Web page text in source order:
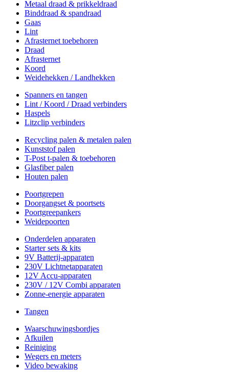
Metaal draad & prikkeldraad
Binddraad & spandraad
Gaas
Lint
Afrasternet toebehoren
Draad
Afrasternet
Koord
Weidehekken / Landhekken
Spanners en tangen
Lint / Koord / Draad verbinders
Haspels
Litzclip verbinders
Recycling palen & metalen palen
Kunststof palen
T-Post t-palen & toebehoren
Glasfiber palen
Houten palen
Poortgrepen
Doorgangset & poortsets
Poortgreepankers
Weidepoorten
Onderdelen apparaten
Starter sets & kits
9V Batterij-apparaten
230V Lichtnetapparaten
12V Accu-apparaten
230V / 12V Combi apparaten
Zonne-energie apparaten
Tangen
Waarschuwingsbordjes
Afkuilen
Reiniging
Wegers en meters
Video bewaking